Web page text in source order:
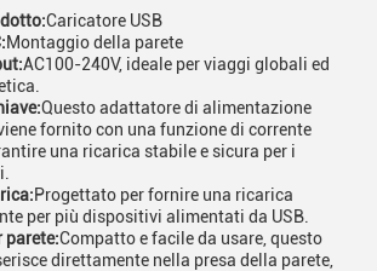
Caricatore USB
Montaggio della parete
AC100-240V, ideale per viaggi globali ed
Questo adattatore di alimentazione
fornito con una funzione di corrente
una ricarica stabile e sicura per i
Progettato per fornire una ricarica
per più dispositivi alimentati da USB.
parete:Compatto e facile da usare, questo
direttamente nella presa della parete,